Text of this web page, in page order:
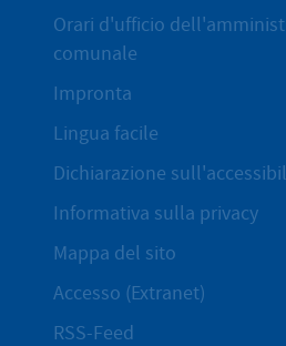
Orari d'ufficio
comunale
Impronta
Lingua facile
Dichiarazione
Informativa sulla privacy
Mappa del sito
Accesso (Extranet)
RSS-Feed